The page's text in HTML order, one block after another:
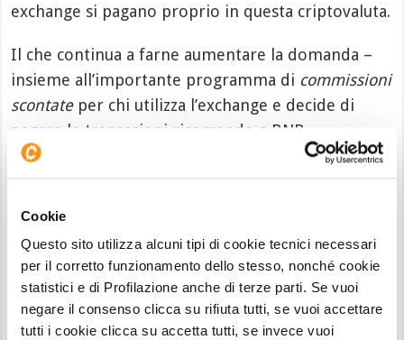
Cookie
Questo sito utilizza alcuni tipi di cookie tecnici necessari
per il corretto funzionamento dello stesso, nonché cookie
statistici e di Profilazione anche di terze parti. Se vuoi
negare il consenso clicca su rifiuta tutti, se vuoi accettare
tutti i cookie clicca su accetta tutti, se invece vuoi
exchange si pagano proprio in questa criptovaluta.
Il che continua a farne aumentare la domanda –
insieme all’importante programma di commissioni
scontateper chi utilizza l’exchange e decide di
pagare le transazioni ricorrendo a BNB.
Binance Coin è dunque al centro delle operazioni
dominante sul mercato degli scambi, ma che sta
offrendo anche dellealternativea progetti molto
popolari ed oggi in difficoltà. Se queste premesse
dovessero permanere, per BNB questo potrebbe
essere solo l’inizio.